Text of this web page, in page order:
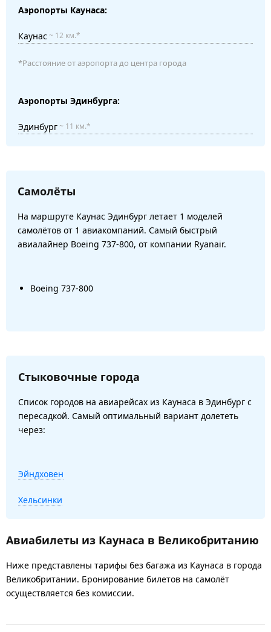
Аэропорты Каунаса:
Каунас~ 12 км.*
*Расстояние от аэропорта до центра города
Аэропорты Эдинбурга:
Эдинбург~ 11 км.*
Самолёты
На маршруте Каунас Эдинбург летает 1 моделей
самолётов от 1 авиакомпаний. Самый быстрый
авиалайнер Boeing 737-800, от компании Ryanair.
Boeing 737-800
Стыковочные города
Список городов на авиарейсах из Каунаса в Эдинбург с
пересадкой. Самый оптимальный вариант долететь
через:
Эйндховен
Хельсинки
Авиабилеты из Каунаса в Великобританию
Ниже представлены тарифы без багажа из Каунаса в города
Великобритании. Бронирование билетов на самолёт
осуществляется без комиссии.